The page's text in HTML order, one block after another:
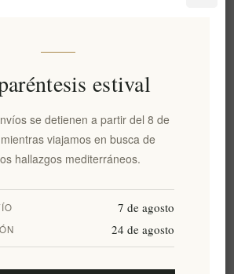
€51,90 excl impuestos
estival
se detienen a partir del 8 de
viajamos en busca de
hallazgos mediterráneos.
7 de agosto
24 de agosto